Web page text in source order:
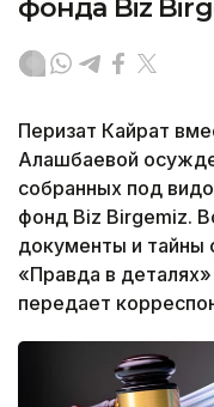
фонда Biz
Перизат Кайрат
Алашбаевой
собранных под
фонд Biz Birgemiz.
документы и тайны
«Правда в деталях»
передает